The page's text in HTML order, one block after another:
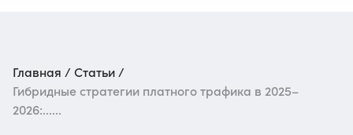
Главная
Статьи
Гибридные стратегии платного трафика в 2025–
2026:......